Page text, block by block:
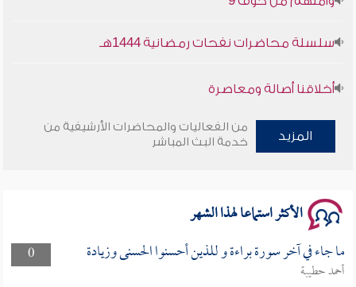
أخلاقنا أصالة ومعاصرة
وأمنهم من خوف 9
المزيد
من الفعاليات والمحاضرات الأرشيفية من
خدمة البث المباشر
الأكثر استماعا لهذا الشهر
0 ما جاء في آخر سورة براءة و للذين أحسنوا الحسنى وزيادة
أحمد حطيبة